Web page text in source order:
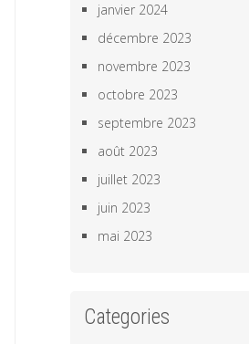
janvier 2024
décembre 2023
novembre 2023
octobre 2023
septembre 2023
août 2023
juillet 2023
juin 2023
mai 2023
Categories